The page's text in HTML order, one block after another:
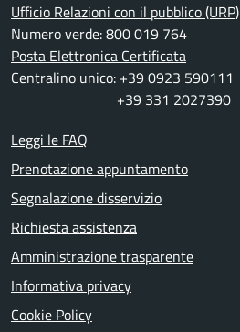
Ufficio Relazioni con il pubblico (URP)
Numero verde: 800 019 764
Posta Elettronica Certificata
Centralino unico: +39 0923 590111
+39 331 2027390
Leggi le FAQ
Prenotazione appuntamento
Segnalazione disservizio
Richiesta assistenza
Amministrazione trasparente
Informativa privacy
Cookie Policy